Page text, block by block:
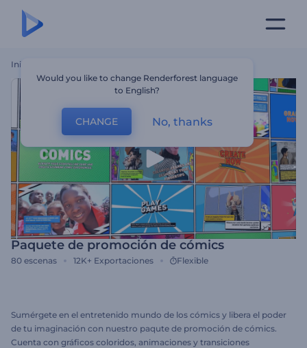
Inicio
Paquete de promoción de cómics
80 escenas 12K+ Exportaciones Flexible
Sumérgete en el entretenido mundo de los cómics y libera el poder
de tu imaginación con nuestro paqute de promoción de cómics.
Cuenta con gráficos coloridos, animaciones y transiciones
Would you like to change Renderforest language
to English?
CHANGE No, thanks